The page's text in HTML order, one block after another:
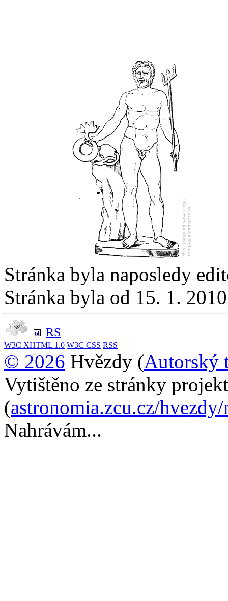
Stránka byla naposledy
Stránka byla od 15. 1.
RS
W3C XHTML 1.0 W3C CSS RSS
© 2026 Hvězdy (Autorský
Vytištěno ze stránky
(astronomia.zcu.cz/
Nahrávám...